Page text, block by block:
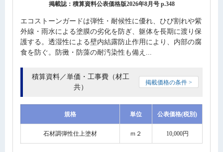
掲載誌：積算資料公表価格版2026年8月号 p.348
エコストーンガードは弾性・耐候性に優れ、ひび割れや紫
外線・雨水による塗膜の劣化を防ぎ、躯体を長期に渡り保
護する。透湿性による壁内結露防止作用により、内部の腐
食を防ぐ。防黴・防藻の耐汚染性も備え...
積算資料／単価・工事費（材工
共）
掲載価格の条件 >
規格 単位 公表価格(税別)
石材調弾性仕上塗材 ｍ２ 10,000円